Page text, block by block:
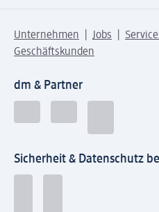
Unternehmen Jobs
Geschäftskunden
dm & Partner
Sicherheit & Datenschutz